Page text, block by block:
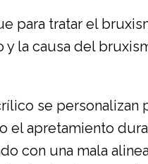
para tratar el
la causa del
se
el apretamiento
con una mala